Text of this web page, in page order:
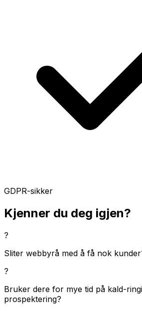
GDPR-sikker
Kjenner du deg igjen?
?
Sliter webbyrå med å få nok
?
Bruker dere for mye tid på kald-
prospektering?